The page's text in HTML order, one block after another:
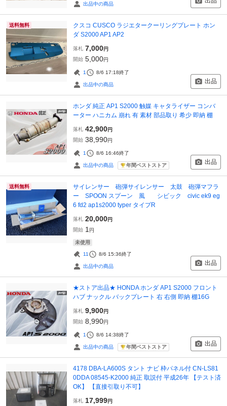
出品中の商品
送料無料
クスコ CUSCO ラジエタークーリングプレート ホン
ダ S2000 AP1 AP2
落札 7,000円
開始 5,000円
1 8/6 17:18終了
出品中の商品 出品
ホンダ 純正 AP1 S2000 触媒 キャタライザー コンバ
ーター ハニカム 崩れ 有 素材 部品取り 希少 即納 棚
落札 42,900円
開始 38,990円
1 8/6 16:46終了
出品中の商品 年間ベストストア 出品
送料無料
サイレンサー 砲弾サイレンサー 太鼓 砲弾マフラ
ー SPOON スプーン 風 シビック civic ek9 eg
6 fd2 ap1s2000 typer タイプR
落札 20,000円
開始 1 円
未使用
11 8/6 15:36終了
出品中の商品 出品
★ストア出品★ HONDA ホンダ AP1 S2000 フロント
ハブ ナックル バックプレート 右 右側 即納 棚16G
落札 9,900円
開始 8,990円
1 8/6 14:38終了
出品中の商品 年間ベストストア 出品
4178 DBA-LA600S タント ナビ 枠パネル付 CN-LS81
0DDA 08545-K2000 純正 取説付 平成26年 【テスト済
OK】 【直接引取り不可】
落札 17,999円